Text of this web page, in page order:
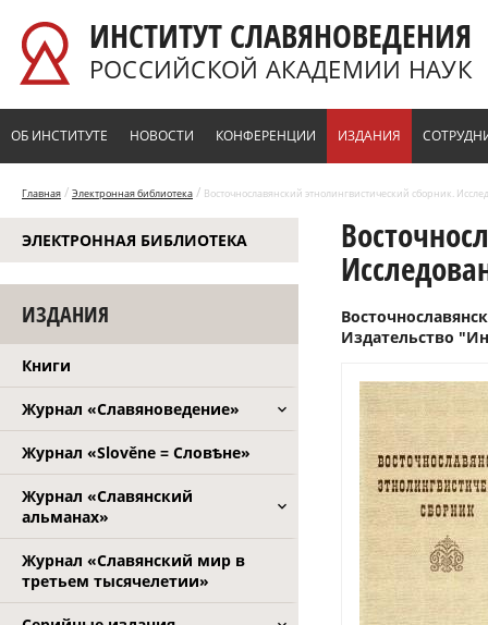
ИНСТИТУТ СЛАВЯНОВЕДЕНИЯ
РОССИЙСКОЙ АКАДЕМИИ НАУК
ОБ ИНСТИТУТЕ НОВОСТИ КОНФЕРЕНЦИИ ИЗДАНИЯ
Главная / Электронная библиотека / Восточнославянский этнолингвистический сборник.
ЭЛЕКТРОННАЯ БИБЛИОТЕКА
ИЗДАНИЯ
Книги
Журнал «Славяноведение»
Журнал «Slověne = Словѣне»
Журнал «Славянский
альманах»
Журнал «Славянский мир в
третьем тысячелетии»
Издательство